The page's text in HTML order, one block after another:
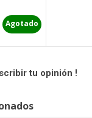
Agotado
tu opinión !